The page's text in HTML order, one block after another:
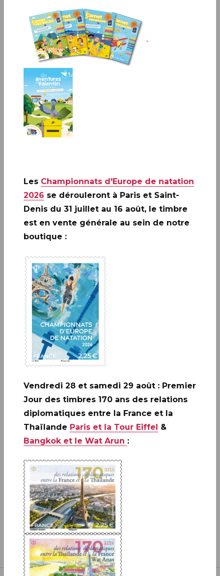
13bis, rue des Mathurins
En présence d’Amélie OUDÉA-CASTÉRA,
ministre des Sports et des Jeux Olympiques et
Paralympiques, Tony ESTANGUET, président de
Paris 2024 et Philippe WAHL, président–
directeur général du groupe La Poste ont
dévoilé le timbre officiel de Paris 2024 au
musée de La Poste (Paris 15
paralympique. Il sera commercialisé à partir du
5 avril prochain.
Ce timbre officiel vient célébrer l’olympisme et la
Ville Lumière à nouveau incarnés par Paris 2024,
Il prend racine dans l’identité patrimoniale et
sportive imaginée pour Paris 2024 :
d’une ville et des sports qui s’en emparent, la
transformant en un véritable terrain de jeu
A ne pas rater: 20 ANS DE LA
CRÉATION DE PHILAPOSTE
2006 - 2026 / BLOC
Les Championnats d'Europe de natation
2026 se dérouleront à Paris et Saint-
Denis du 31 juillet au 16 août, le timbre
est en vente générale au sein de notre
boutique :
Vendredi 28 et samedi 29 août : Premier
Jour des timbres 170 ans des relations
diplomatiques entre la France et la
Thaïlande Paris et la Tour Eiffel &
Bangkok et le Wat Arun :